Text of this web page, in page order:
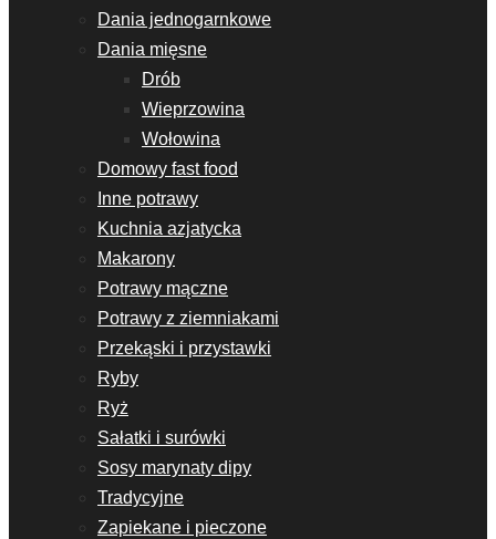
Dania jednogarnkowe
Dania mięsne
Drób
Wieprzowina
Wołowina
Domowy fast food
Inne potrawy
Kuchnia azjatycka
Makarony
Potrawy mączne
Potrawy z ziemniakami
Przekąski i przystawki
Ryby
Ryż
Sałatki i surówki
Sosy marynaty dipy
Tradycyjne
Zapiekane i pieczone